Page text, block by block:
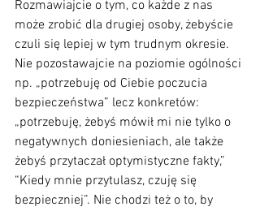
Rozmawiajcie o tym, co każde z nas
może zrobić dla drugiej osoby, żebyście
czuli się lepiej w tym trudnym okresie.
Nie pozostawajcie na poziomie ogólności
np. „potrzebuję od Ciebie poczucia
bezpieczeństwa” lecz konkretów:
„potrzebuję, żebyś mówił mi nie tylko o
negatywnych doniesieniach, ale także
żebyś przytaczał optymistyczne fakty,”
“Kiedy mnie przytulasz, czuję się
bezpieczniej”. Nie chodzi też o to, by